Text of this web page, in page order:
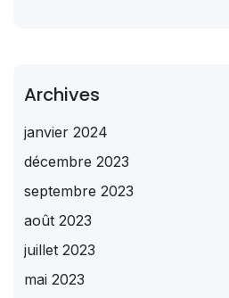
Archives
janvier 2024
décembre 2023
septembre 2023
août 2023
juillet 2023
mai 2023